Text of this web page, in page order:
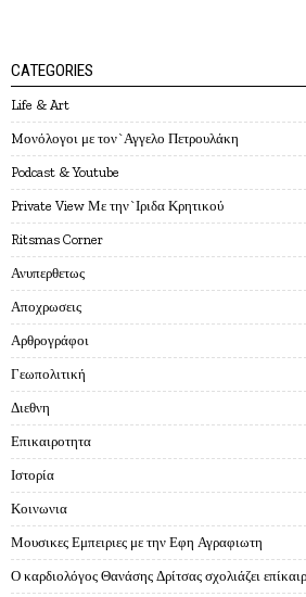
CATEGORIES
Life & Art
Mονόλογοι με τον`Αγγελο Πετρουλάκη
Podcast & Youtube
Private View Με την`Ιριδα Κρητικού
Ritsmas Corner
Ανυπερθετως
Αποχρωσεις
Αρθρογράφοι
Γεωπολιτική
Διεθνη
Επικαιροτητα
Ιστορία
Κοινωνια
Μουσικες Εμπειριες με την Εφη Αγραφιωτη
Ο καρδιολόγος Θανάσης Δρίτσας σχολιάζει